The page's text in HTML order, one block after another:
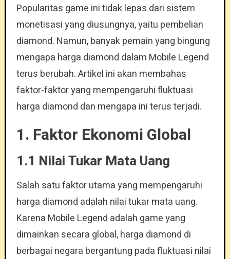
Popularitas game ini tidak lepas dari sistem
monetisasi yang diusungnya, yaitu pembelian
diamond. Namun, banyak pemain yang bingung
mengapa harga diamond dalam Mobile Legend
terus berubah. Artikel ini akan membahas
faktor-faktor yang mempengaruhi fluktuasi
harga diamond dan mengapa ini terus terjadi.
1. Faktor Ekonomi Global
1.1 Nilai Tukar Mata Uang
Salah satu faktor utama yang mempengaruhi
harga diamond adalah nilai tukar mata uang.
Karena Mobile Legend adalah game yang
dimainkan secara global, harga diamond di
berbagai negara bergantung pada fluktuasi nilai